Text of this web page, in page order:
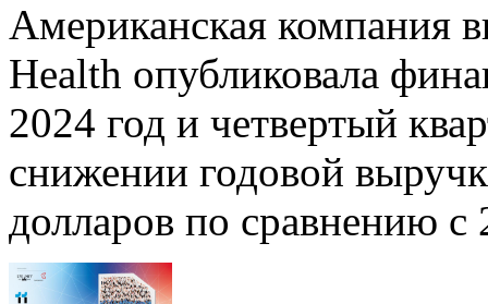
Американская компания
Health опубликовала
2024 год и четвертый
снижении годовой
долларов по сравнению с